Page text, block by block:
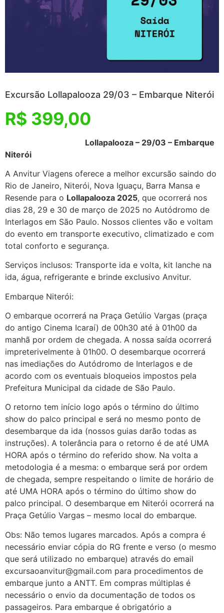
Excursão Lollapalooza 29/03 – Embarque Niterói
R$ 399,00
Lollapalooza – 29/03 – Embarque
Niterói
A Anvitur Viagens oferece a melhor excursão saindo do
Rio de Janeiro, Niterói, Nova Iguaçu, Barra Mansa e
Resende para o Lollapalooza 2025, que ocorrerá nos
dias 28, 29 e 30 de março de 2025 no Autódromo de
Interlagos em São Paulo. Nossos clientes vão e voltam
do evento em transporte executivo, climatizado e com
total conforto e segurança.
Serviços inclusos: Transporte ida e volta, kit lanche na
ida, água, refrigerante e brinde exclusivo Anvitur.
Embarque Niterói:
O embarque ocorrerá na Praça Getúlio Vargas (praça
do antigo Cinema Icaraí) de 00h30 até à 01h00 da
manhã por ordem de chegada. A nossa saída ocorrerá
impreterivelmente à 01h00. O desembarque ocorrerá
nas imediações do Autódromo de Interlagos e de
acordo com os eventuais bloqueios impostos pela
Prefeitura Municipal da cidade de São Paulo.
O retorno tem início logo após o término do último
show do palco principal e será no mesmo ponto de
desembarque da ida (nossos guias darão todas as
instruções). A tolerância para o retorno é de até UMA
HORA após o término do referido show. Na volta a
metodologia é a mesma: o embarque será por ordem
de chegada, sempre respeitando o limite de horário de
até UMA HORA após o término do último show do
palco principal. O desembarque em Niterói ocorrerá na
Praça Getúlio Vargas – mesmo local do embarque.
Obs: Não temos lugares marcados. Após a compra é
necessário enviar cópia do RG frente e verso (o mesmo
que será utilizado no embarque) através do email
excursaoanvitur@gmail.com para procedimentos de
embarque junto a ANTT. Em compras múltiplas é
necessário o envio da documentação de todos os
passageiros. Para embarque é obrigatório a